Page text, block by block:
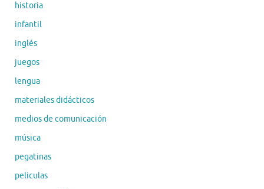
historia
infantil
inglés
juegos
lengua
materiales didácticos
medios de comunicación
música
pegatinas
peliculas